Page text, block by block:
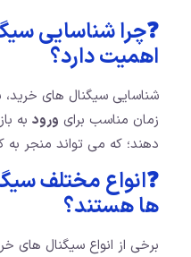
❓چرا شناسایی
اهمیت دارد؟
شناسایی سیگنال های
زمان مناسب برای ورود به
دهند؛ که می تواند منجر
❓انواع مختلف
ها هستند؟
برخی از انواع سیگنال های